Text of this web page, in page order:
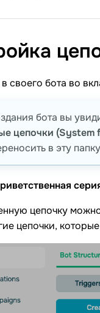
своего бота во
бота вы
цепочки (System
в эту
цепочку
цепочки,